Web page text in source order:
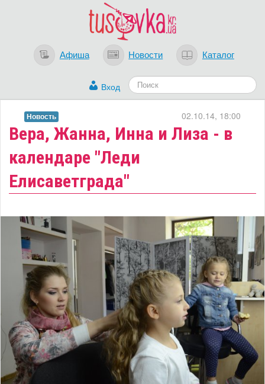
Афиша Новости Каталог
Вход
Вера, Жанна, Инна и Лиза - в
календаре "Леди
Елисаветграда"
02.10.14, 18:00
Новость